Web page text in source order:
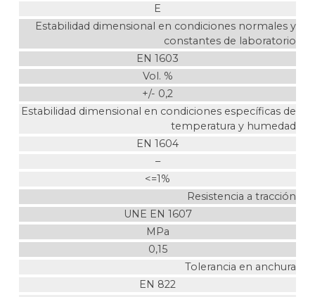
E
Estabilidad dimensional en condiciones normales y
constantes de laboratorio
EN 1603
Vol. %
+/- 0,2
Estabilidad dimensional en condiciones específicas de
temperatura y humedad
EN 1604
–
<=1%
Resistencia a tracción
UNE EN 1607
MPa
0,15
Tolerancia en anchura
EN 822